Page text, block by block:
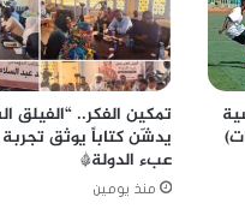
تمكين الفكر.. “الفيلق
يدشّن كتاباً يوثق
عبء الدولة*
منذ يومين